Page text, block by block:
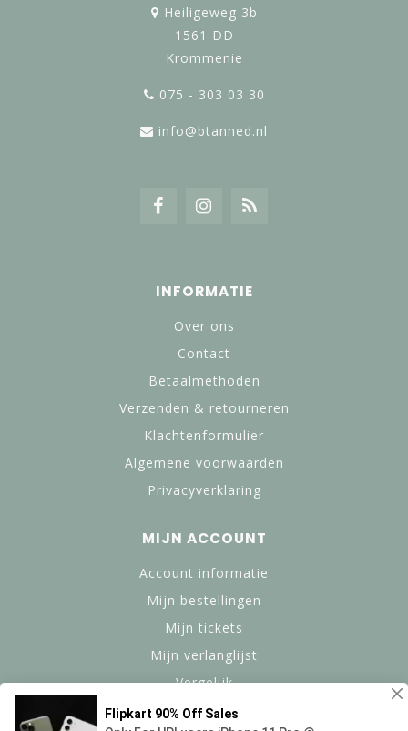
Heiligeweg 3b
1561 DD
Krommenie
075 - 303 03 30
info@btanned.nl
INFORMATIE
Over ons
Contact
Betaalmethoden
Verzenden & retourneren
Klachtenformulier
Algemene voorwaarden
Privacyverklaring
MIJN ACCOUNT
Account informatie
Mijn bestellingen
Mijn tickets
Mijn verlanglijst
Vergelijk
Alle producten